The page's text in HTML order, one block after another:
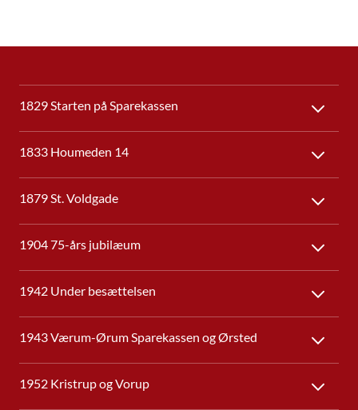
1829 Starten på Sparekassen
1833 Houmeden 14
1879 St. Voldgade
1904 75-års jubilæum
1942 Under besættelsen
1943 Værum-Ørum Sparekassen og Ørsted
1952 Kristrup og Vorup